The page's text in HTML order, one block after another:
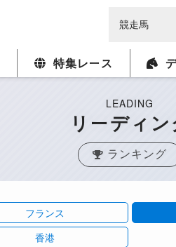
特集レース
LEADING
リーディ
ランキング
フランス
香港